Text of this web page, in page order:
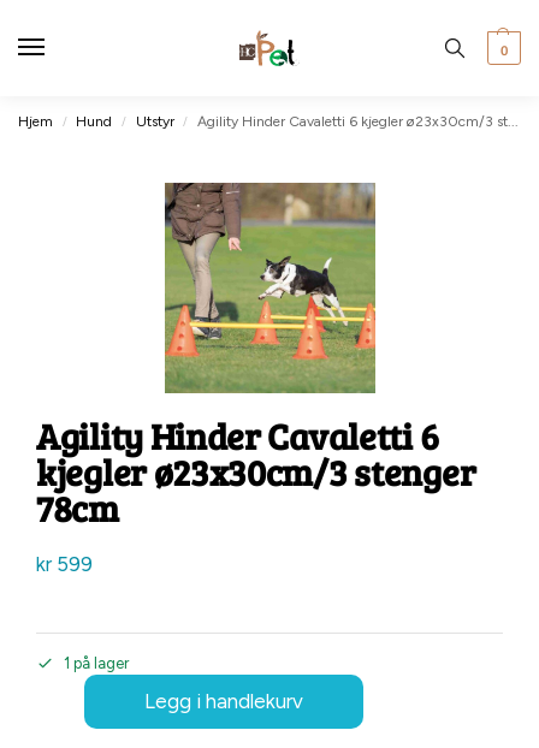
0
Hjem / Hund / Utstyr / Agility Hinder Cavaletti 6 kjegler ø23x30cm/3 stenger 78cm
Agility Hinder Cavaletti 6
kjegler ø23x30cm/3 stenger
78cm
kr599
1 på lager
Legg i handlekurv